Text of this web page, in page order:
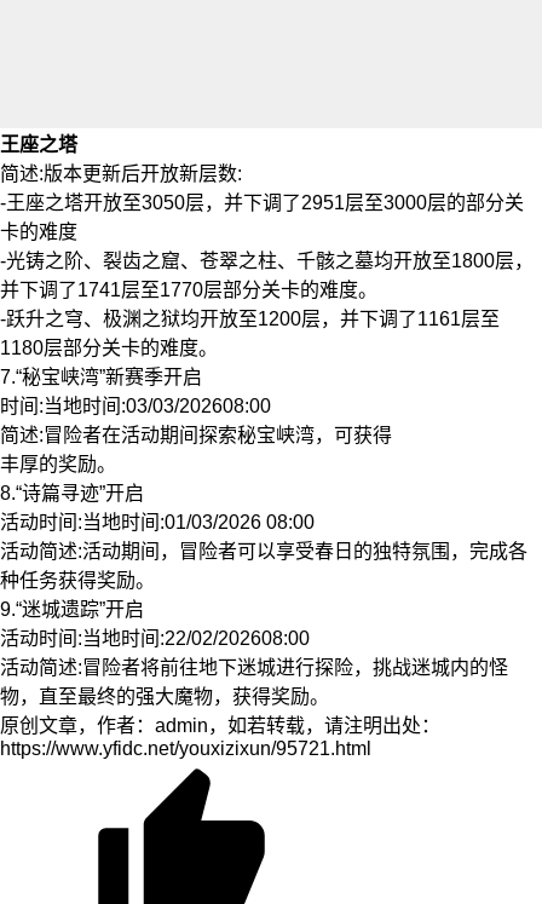
王座之塔
简述:版本更新后开放新层数:
-王座之塔开放至3050层，并下调了2951层至3000层的部分关
卡的难度
-光铸之阶、裂齿之窟、苍翠之柱、千骸之墓均开放至1800层，
并下调了1741层至1770层部分关卡的难度。
-跃升之穹、极渊之狱均开放至1200层，并下调了1161层至
1180层部分关卡的难度。
7.“秘宝峡湾”新赛季开启
时间:当地时间:03/03/202608:00
简述:冒险者在活动期间探索秘宝峡湾，可获得
丰厚的奖励。
8.“诗篇寻迹”开启
活动时间:当地时间:01/03/2026 08:00
活动简述:活动期间，冒险者可以享受春日的独特氛围，完成各
种任务获得奖励。
9.“迷城遗踪”开启
活动时间:当地时间:22/02/202608:00
活动简述:冒险者将前往地下迷城进行探险，挑战迷城内的怪
物，直至最终的强大魔物，获得奖励。
原创文章，作者：admin，如若转载，请注明出处：
https://www.yfidc.net/youxizixun/95721.html